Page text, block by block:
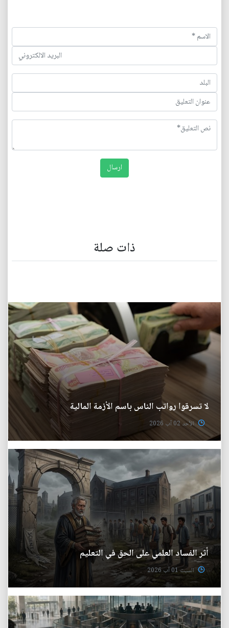
ذات صلة
لا تسرقوا رواتب الناس باسم الأزمة المالية
الأحد 02 آب 2026
أثر الفساد العلمي على الحق في التعليم
السبت 01 آب 2026